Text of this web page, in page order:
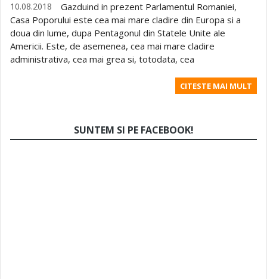
10.08.2018
Gazduind in prezent Parlamentul Romaniei,
Casa Poporului este cea mai mare cladire din Europa si a
doua din lume, dupa Pentagonul din Statele Unite ale
Americii. Este, de asemenea, cea mai mare cladire
administrativa, cea mai grea si, totodata, cea
CITESTE MAI MULT
SUNTEM SI PE FACEBOOK!